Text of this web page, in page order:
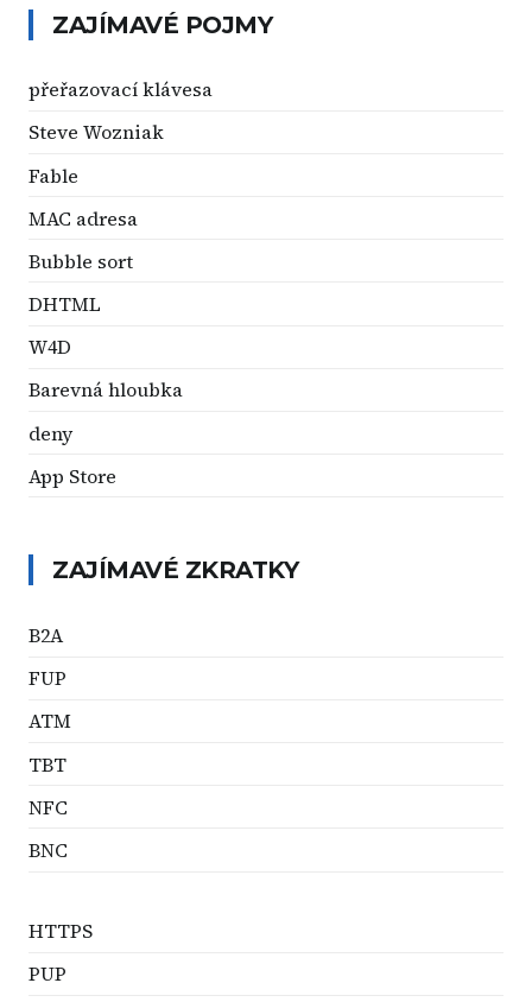
ZAJÍMAVÉ POJMY
přeřazovací klávesa
Steve Wozniak
Fable
MAC adresa
Bubble sort
DHTML
W4D
Barevná hloubka
deny
App Store
ZAJÍMAVÉ ZKRATKY
B2A
FUP
ATM
TBT
NFC
BNC
HTTPS
PUP